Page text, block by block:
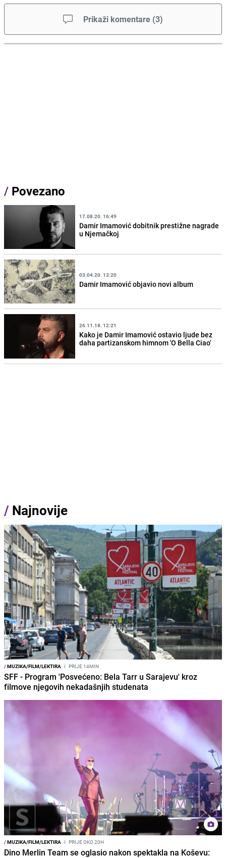
Prikaži komentare (3)
/ Povezano
17.08.20. 16:49
Damir Imamović dobitnik prestižne nagrade
u Njemačkoj
03.04.20. 13:20
Damir Imamović objavio novi album
26.11.18. 12:21
Kako je Damir Imamović ostavio ljude bez
daha partizanskom himnom 'O Bella Ciao'
/ Najnovije
/MUZIKA/FILM/LEKTIRA I PRIJE 14MIN
SFF - Program 'Posvećeno: Bela Tarr u Sarajevu' kroz
filmove njegovih nekadašnjih studenata
/MUZIKA/FILM/LEKTIRA I PRIJE OKO 20H
Dino Merlin Team se oglasio nakon spektakla na Koševu: